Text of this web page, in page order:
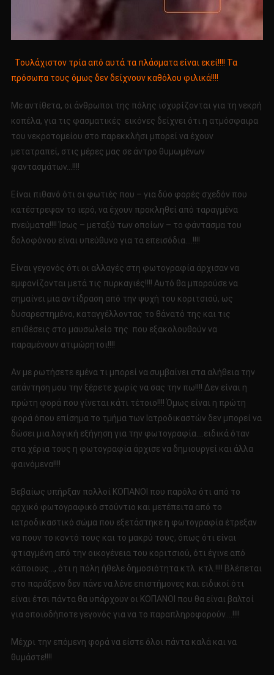
Τουλάχιστον τρία από αυτά τα πλάσματα είναι εκεί!!!! Τα
πρόσωπα τους όμως δεν δείχνουν καθόλου φιλικά!!!!
Με αντίθετα, οι άνθρωποι της πόλης ισχυρίζονται για τη νεκρή
κοπέλα, για τις φασματικές εικόνες δείχνει ότι η ατμόσφαιρα
του νεκροτομείου στο παρεκκλήσι μπορεί να έχουν
μετατραπεί, στις μέρες μας σε άντρο θυμωμένων
φαντασμάτων…!!!!
Είναι πιθανό ότι οι φωτιές που – για δύο φορές σχεδόν που
κατέστρεψαν το ιερό, να έχουν προκληθεί από ταραγμένα
πνεύματα!!!! Ίσως – μεταξύ των οποίων – το φάντασμα του
δολοφόνου είναι υπεύθυνο για τα επεισόδια….!!!!
Είναι γεγονός ότι οι αλλαγές στη φωτογραφία άρχισαν να
εμφανίζονται μετά τις πυρκαγιές!!!! Αυτό θα μπορούσε να
σημαίνει μια αντίδραση από την ψυχή του κοριτσιού, ως
δυσαρεστημένο, καταγγέλλοντας το θάνατό της και τις
επιθέσεις στο μαυσωλείο της που εξακολουθούν να
παραμένουν ατιμώρητοι!!!!
Αν με ρωτήσετε εμένα τι μπορεί να συμβαίνει στα αλήθεια την
απάντηση μου την ξέρετε χωρίς να σας την πω!!!! Δεν είναι η
πρώτη φορά που γίνεται κάτι τέτοιο!!!! Όμως είναι η πρώτη
φορά όπου επίσημα το τμήμα των Ιατροδικαστών δεν μπορεί να
δώσει μια λογική εξήγηση για την φωτογραφία….ειδικά όταν
στα χέρια τους η φωτογραφία άρχισε να δημιουργεί και άλλα
φαινόμενα!!!!
Βεβαίως υπήρξαν πολλοί ΚΟΠΑΝΟΙ που παρόλο ότι από το
αρχικό φωτογραφικό στούντιο και μετέπειτα από το
ιατροδικαστικό σώμα που εξετάστηκε η φωτογραφία έτρεξαν
να πουν το κοντό τους και το μακρύ τους, όπως ότι είναι
φτιαγμένη από την οικογένεια του κοριτσιού, ότι έγινε από
κάποιους…, ότι η πόλη ήθελε δημοσιότητα κτλ. κτλ.!!!! Βλέπεται
στο παράξενο δεν πάνε να λένε επιστήμονες και ειδικοί ότι
είναι έτσι πάντα θα υπάρχουν οι ΚΟΠΑΝΟΙ που θα είναι βαλτοί
για οποιοδήποτε γεγονός για να το παραπληροφορούν….!!!!
Μέχρι την επόμενη φορά να είστε όλοι πάντα καλά και να
θυμάστε!!!!